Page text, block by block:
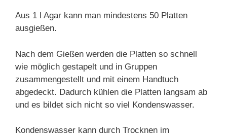
Aus 1 l Agar kann man mindestens 50 Platten
ausgießen.
Nach dem Gießen werden die Platten so schnell
wie möglich gestapelt und in Gruppen
zusammengestellt und mit einem Handtuch
abgedeckt. Dadurch kühlen die Platten langsam ab
und es bildet sich nicht so viel Kondenswasser.
Kondenswasser kann durch Trocknen im